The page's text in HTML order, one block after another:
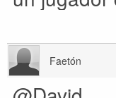
Faetón